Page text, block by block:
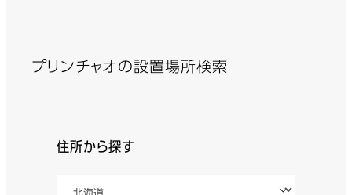
プリンチャオの設置場所検索
住所から探す